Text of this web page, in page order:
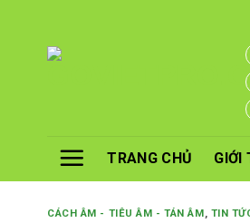
TRANG CHỦ GIỚI
CÁCH ÂM - TIÊU ÂM - TÁN ÂM, TIN